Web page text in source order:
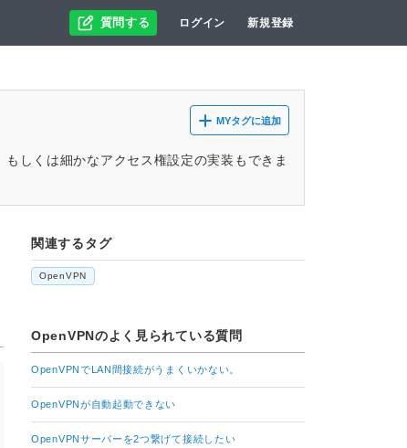
質問する ログイン 新規登録
MYタグに追加
しくは細かなアクセス権設定の実装もできま
関連するタグ
OpenVPN
OpenVPNのよく見られている質問
OpenVPNでLAN間接続がうまくいかない。
OpenVPNが自動起動できない
OpenVPNサーバーを2つ繋げて接続したい